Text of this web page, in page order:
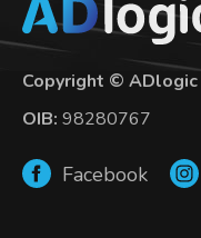
Copyright © ADlogic
OIB: 98280767
Facebook